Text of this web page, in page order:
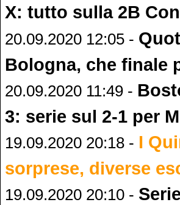
X: tutto sulla 2B
20.09.2020 12:05 -
Bologna, che finale
20.09.2020 11:49 -
3: serie sul 2-1 per
19.09.2020 20:18 - I
sorprese, diverse
19.09.2020 20:10 -